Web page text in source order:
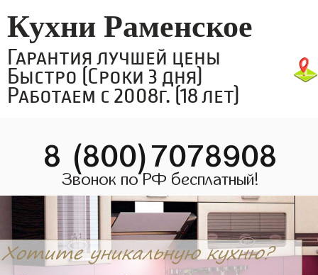
Кухни Раменское
Гарантия лучшей цены
Быстро (Сроки 3 дня)
Работаем с 2008г. (18 лет)
8 (800)7078908
Звонок по РФ бесплатный!